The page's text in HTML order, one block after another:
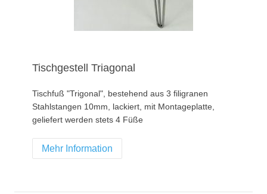
Tischgestell Triagonal
Tischfuß "Trigonal", bestehend aus 3 filigranen
Stahlstangen 10mm, lackiert, mit Montageplatte,
geliefert werden stets 4 Füße
Mehr Information